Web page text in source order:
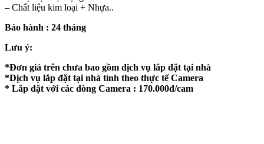
– Chất liệu kim loại + Nhựa..
Bảo hành : 24 tháng
Lưu ý:
*Đơn giá trên chưa bao gồm dịch vụ lắp đặt tại nhà
*Dịch vụ lắp đặt tại nhà tính theo thực tế Camera
* Lắp đặt với các dòng Camera : 170.000đ/cam